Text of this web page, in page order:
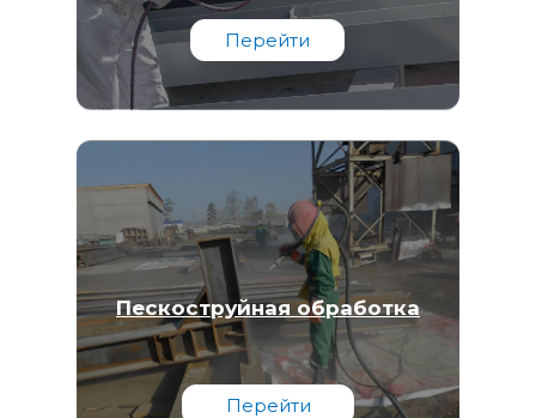
Перейти
Пескоструйная обработка
Перейти